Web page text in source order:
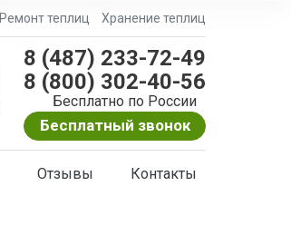
Ремонт теплиц Хранение теплиц
8 (487) 233-72-49
8 (800) 302-40-56
Бесплатно по России
Бесплатный звонок
Отзывы Контакты